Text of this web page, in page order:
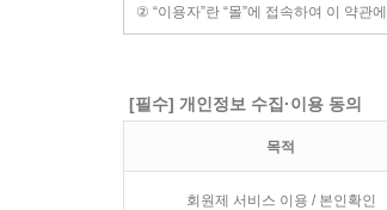
[필수] 개인정보 수집·이용 동의
목적
회원제 서비스 이용 / 본인확인